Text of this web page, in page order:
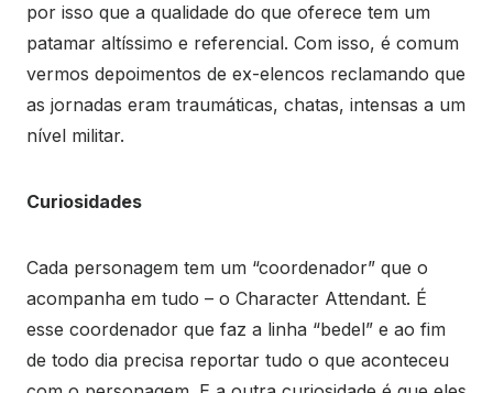
por isso que a qualidade do que oferece tem um
patamar altíssimo e referencial. Com isso, é comum
vermos depoimentos de ex-elencos reclamando que
as jornadas eram traumáticas, chatas, intensas a um
nível militar.
Curiosidades
Cada personagem tem um “coordenador” que o
acompanha em tudo – o Character Attendant. É
esse coordenador que faz a linha “bedel” e ao fim
de todo dia precisa reportar tudo o que aconteceu